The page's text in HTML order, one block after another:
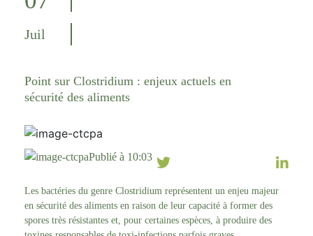
Juil
Point sur Clostridium : enjeux actuels en
sécurité des aliments
Publié à 10:03
Les bactéries du genre Clostridium représentent un enjeu majeur
en sécurité des aliments en raison de leur capacité à former des
spores très résistantes et, pour certaines espèces, à produire des